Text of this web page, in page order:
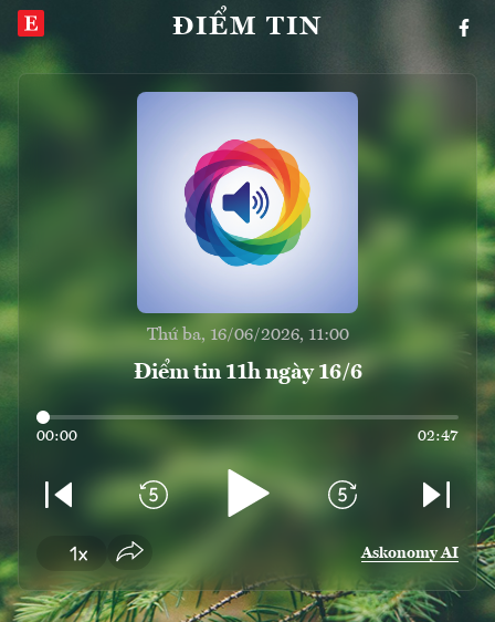
ĐIỂM TIN
Thứ ba, 16/06/2026, 11:00
Điểm tin 11h ngày 16/6
00:00 02:47
Askonomy AI